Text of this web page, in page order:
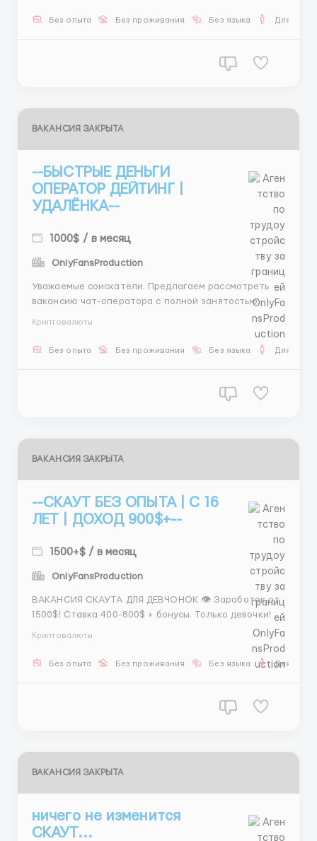
понятные: ✉️ Отвечать клиентам в чате
Без опыта Без проживания Без языка Для
ВАКАНСИЯ ЗАКРЫТА
--БЫСТРЫЕ ДЕНЬГИ
ОПЕРАТОР ДЕЙТИНГ |
УДАЛЁНКА--
1000$ / в месяц
OnlyFansProduction
Уважаемые соискатели. Предлагаем рассмотреть
вакансию чат-оператора с полной занятостью.
Данная позиция не требует специальных навыков
кандидатов от 16 лет, в том числе без опыта
Криптовалюты
Без опыта Без проживания Без языка Для
ВАКАНСИЯ ЗАКРЫТА
--СКАУТ БЕЗ ОПЫТА | С 16
ЛЕТ | ДОХОД 900$+--
1500+$ / в месяц
OnlyFansProduction
ВАКАНСИЯ СКАУТА ДЛЯ ДЕВЧОНОК 👁️ Заработок от
1500$! Ставка 400-800$ + бонусы. Только девочки! У
тебя острый глаз и ты замечаешь красивых девушек
Наше агентство ищет скаута с идеальным зрением
Криптовалюты
Без опыта Без проживания Без языка Для
ВАКАНСИЯ ЗАКРЫТА
ничего не изменится
СКАУТ...